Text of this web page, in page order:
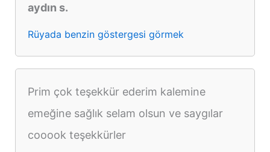
aydın s.
Rüyada benzin göstergesi görmek
Prim çok teşekkür ederim kalemine
emeğine sağlık selam olsun ve saygılar
cooook teşekkürler